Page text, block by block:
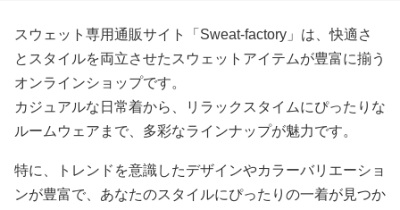
スウェット専用通販サイト「Sweat-factory」は、快適さ
とスタイルを両立させたスウェットアイテムが豊富に揃う
オンラインショップです。
カジュアルな日常着から、リラックスタイムにぴったりな
ルームウェアまで、多彩なラインナップが魅力です。
特に、トレンドを意識したデザインやカラーバリエーショ
ンが豊富で、あなたのスタイルにぴったりの一着が見つか